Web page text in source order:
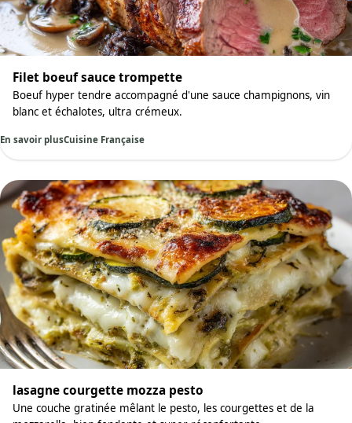
Filet boeuf sauce trompette
Boeuf hyper tendre accompagné d'une sauce champignons, vin
blanc et échalotes, ultra crémeux.
En savoir plusCuisine Française
lasagne courgette mozza pesto
Une couche gratinée mêlant le pesto, les courgettes et de la